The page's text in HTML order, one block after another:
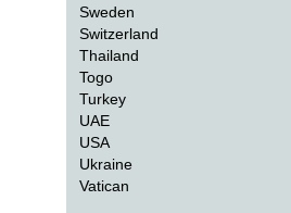
Sweden
Switzerland
Thailand
Togo
Turkey
UAE
USA
Ukraine
Vatican